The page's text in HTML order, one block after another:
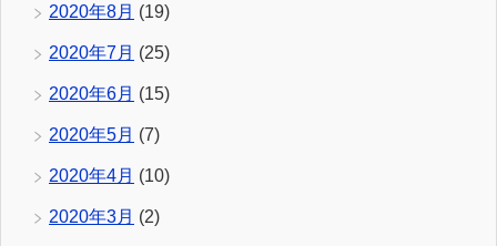
2020年8月 (19)
2020年7月 (25)
2020年6月 (15)
2020年5月 (7)
2020年4月 (10)
2020年3月 (2)